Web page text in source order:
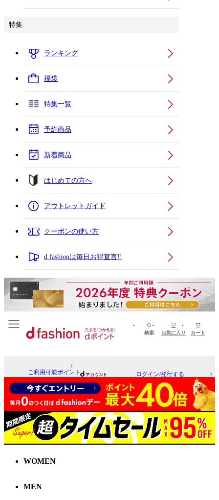
特集
ランキング
福袋
特集一覧
予約商品
新着商品
はじめての方へ
アウトレットガイド
クーポンの使い方
d fashionは毎日お得宣言!!
検索 お気に入り カート
ご利用可能ポイント ログイン/発行する
WOMEN
MEN